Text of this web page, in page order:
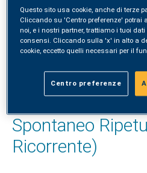
VADEMECUM
Spontaneo
Ricorrente)
Questo sito usa cookie, anche di terze
Cliccando su 'Centro preferenze'
noi, e i nostri partner, trattiamo i tuoi
consensi. Cliccando sulla 'x' in alto a
cookie, eccetto quelli necessari per il
Centro preferenze